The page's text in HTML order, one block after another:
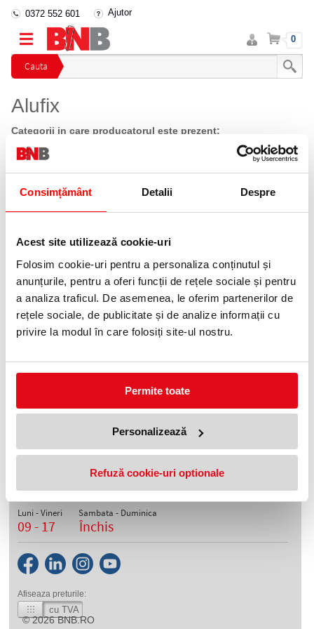
Consimțământ Detalii Despre
Acest site utilizează cookie-uri
Folosim cookie-uri pentru a personaliza conținutul și
anunțurile, pentru a oferi funcții de rețele sociale și pentru
a analiza traficul. De asemenea, le oferim partenerilor de
rețele sociale, de publicitate și de analize informații cu
privire la modul în care folosiți site-ul nostru.
Permite toate
Personalizează
Refuză cookie-uri optionale
Cauta
0372 552 601 Ajutor
Intra
in
cont
Cos 0
Alufix
Categorii in care producatorul este prezent:
Folii alimentare
Ordoneaza dupa:
Folie aluminiu pentru protectie
19,99 lei(pret cu TVA)
0372 552 601
Orar depozite
Luni - Vineri
09 - 17
Sambata - Duminica
Închis
Afiseaza preturile:
cu TVA
© 2026BNB.RO